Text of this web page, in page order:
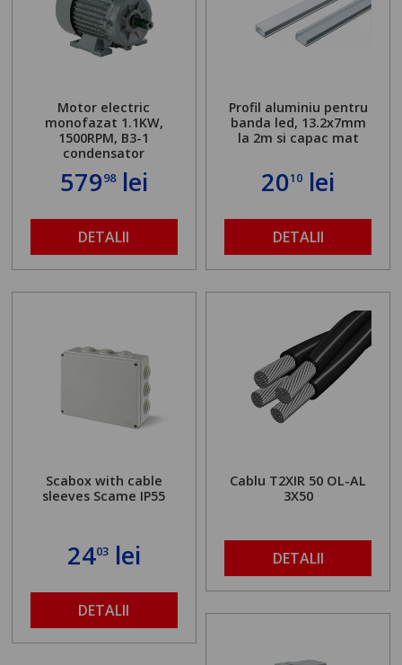
Motor electric
monofazat 1.1KW,
1500RPM, B3-1
condensator
57998lei
DETALII
Profil aluminiu pentru
banda led, 13.2x7mm
la 2m si capac mat
2010 lei
DETALII
Scabox with cable
sleeves Scame IP55
2403lei
DETALII
Cablu T2XIR 50 OL-AL
3X50
DETALII